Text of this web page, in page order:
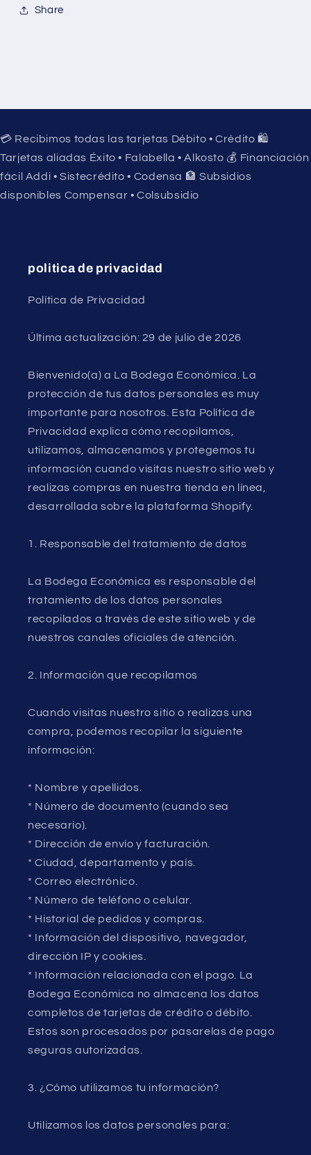
Share
💳 Recibimos todas las tarjetas Débito • Crédito 🛍️
Tarjetas aliadas Éxito • Falabella • Alkosto 💰 Financiación
fácil Addi • Sistecrédito • Codensa 🏦 Subsidios
disponibles Compensar • Colsubsidio
politica de privacidad
Política de Privacidad
Última actualización: 29 de julio de 2026
Bienvenido(a) a La Bodega Económica. La
protección de tus datos personales es muy
importante para nosotros. Esta Política de
Privacidad explica cómo recopilamos,
utilizamos, almacenamos y protegemos tu
información cuando visitas nuestro sitio web y
realizas compras en nuestra tienda en línea,
desarrollada sobre la plataforma Shopify.
1. Responsable del tratamiento de datos
La Bodega Económica es responsable del
tratamiento de los datos personales
recopilados a través de este sitio web y de
nuestros canales oficiales de atención.
2. Información que recopilamos
Cuando visitas nuestro sitio o realizas una
compra, podemos recopilar la siguiente
información:
* Nombre y apellidos.
* Número de documento (cuando sea
necesario).
* Dirección de envío y facturación.
* Ciudad, departamento y país.
* Correo electrónico.
* Número de teléfono o celular.
* Historial de pedidos y compras.
* Información del dispositivo, navegador,
dirección IP y cookies.
* Información relacionada con el pago. La
Bodega Económica no almacena los datos
completos de tarjetas de crédito o débito.
Estos son procesados por pasarelas de pago
seguras autorizadas.
3. ¿Cómo utilizamos tu información?
Utilizamos los datos personales para: